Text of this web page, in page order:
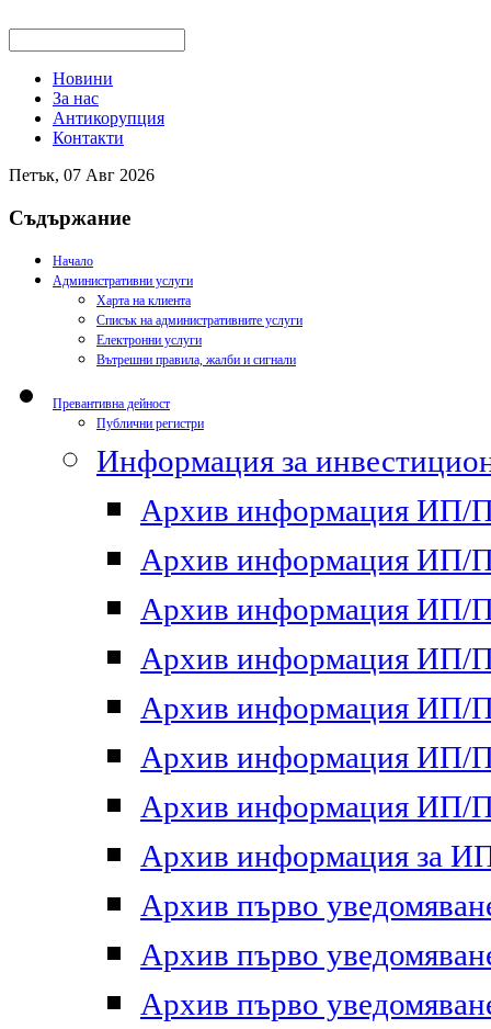
Новини
За нас
Антикорупция
Контакти
Петък, 07 Авг 2026
Съдържание
Начало
Административни услуги
Харта на клиента
Списък на административните услуги
Електронни услуги
Вътрешни правила, жалби и сигнали
Превантивна дейност
Публични регистри
Информация за
Архив информация ИП/
Архив информация ИП/
Архив информация ИП/
Архив информация ИП/
Архив информация ИП/
Архив информация ИП/
Архив информация ИП/
Архив информация за
Архив първо
Архив първо
Архив първо